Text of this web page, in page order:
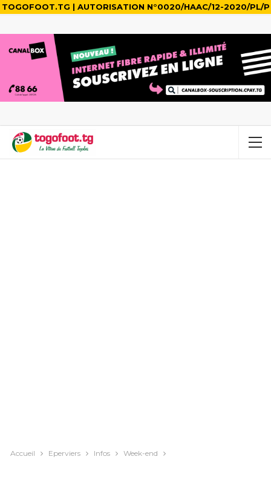
TOGOFOOT.TG | AUTORISATION N°0020/HAAC/12-2020/PL/P
Accueil Eperviers Infos Week-end